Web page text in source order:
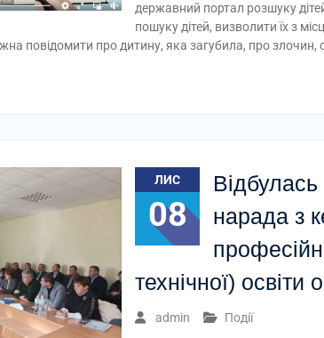
державний портал розшуку
пошуку дітей, визволити їх з
повідомити про дитину, яка загубила, про
ЛИС
08
нарада з
технічної) освіти
admin Події